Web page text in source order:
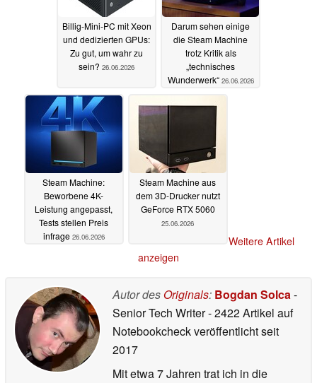
Billig-Mini-PC mit Xeon
und dedizierten GPUs:
Zu gut, um wahr zu
sein? 26.06.2026
Darum sehen einige
die Steam Machine
trotz Kritik als
„technisches
Wunderwerk“ 26.06.2026
Steam Machine:
Beworbene 4K-
Leistung angepasst,
Tests stellen Preis
infrage 26.06.2026
Steam Machine aus
dem 3D-Drucker nutzt
GeForce RTX 5060
25.06.2026
Weitere Artikel
anzeigen
Autor des Originals: Bogdan Solca-
Senior Tech Writer- 2422 Artikel auf
Notebookcheck veröffentlichtseit
2017
Mit etwa 7 Jahren trat ich in die